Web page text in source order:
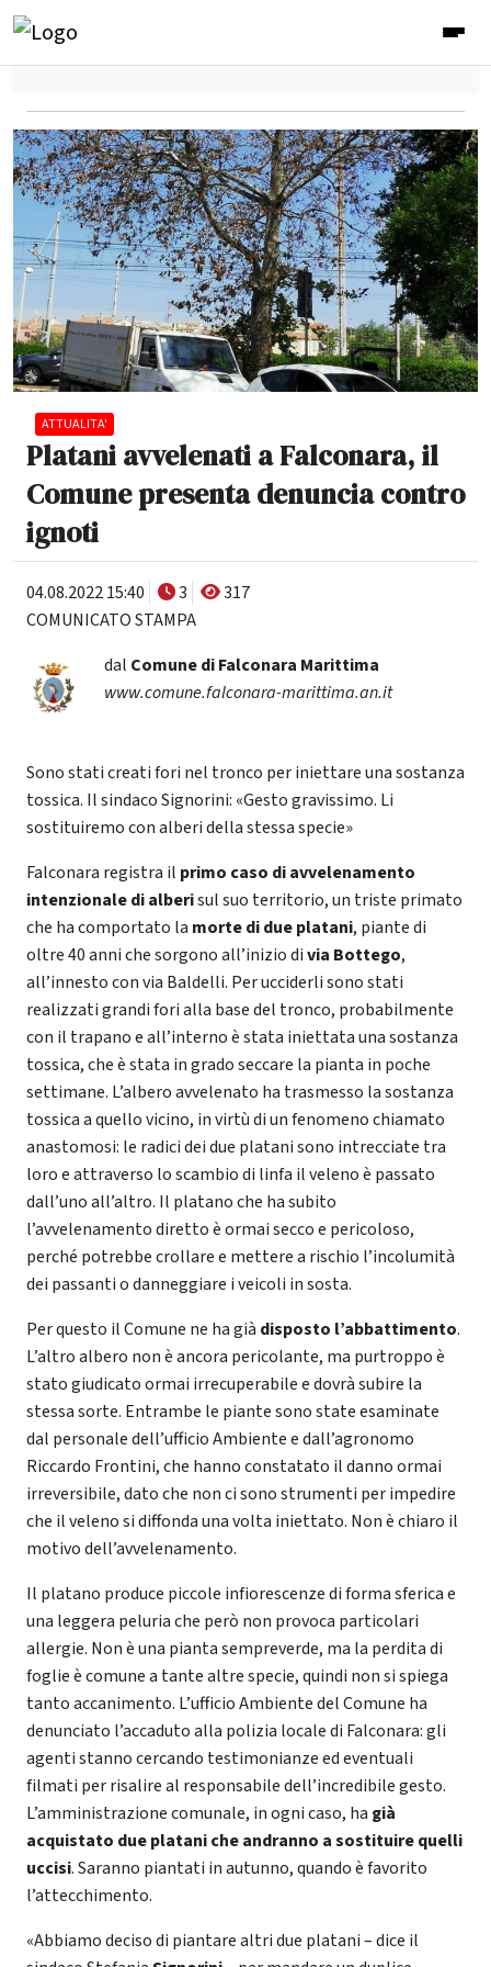
ATTUALITA'
Platani avvelenati a Falconara, il
Comune presenta denuncia contro
ignoti
04.08.2022 15:40 3
317
COMUNICATO STAMPA
dal Comune di Falconara Marittima
www.comune.falconara-marittima.an.it
Sono stati creati fori nel tronco per iniettare una sostanza
tossica. Il sindaco Signorini: «Gesto gravissimo. Li
sostituiremo con alberi della stessa specie»
Falconara registra il primo caso di avvelenamento
intenzionale di alberisul suo territorio, un triste primato
che ha comportato la morte di due platani, piante di
oltre 40 anni che sorgono all’inizio divia Bottego,
all’innesto con via Baldelli. Per ucciderli sono stati
realizzati grandi fori alla base del tronco, probabilmente
con il trapano e all’interno è stata iniettata una sostanza
tossica, che è stata in grado seccare la pianta in poche
settimane. L’albero avvelenato ha trasmesso la sostanza
tossica a quello vicino, in virtù di un fenomeno chiamato
anastomosi: le radici dei due platani sono intrecciate tra
loro e attraverso lo scambio di linfa il veleno è passato
dall’uno all’altro. Il platano che ha subito
l’avvelenamento diretto è ormai secco e pericoloso,
perché potrebbe crollare e mettere a rischio l’incolumità
dei passanti o danneggiare i veicoli in sosta.
Per questo il Comune ne ha già disposto l’abbattimento.
L’altro albero non è ancora pericolante, ma purtroppo è
stato giudicato ormai irrecuperabile e dovrà subire la
stessa sorte. Entrambe le piante sono state esaminate
dal personale dell’ufficio Ambiente e dall’agronomo
Riccardo Frontini, che hanno constatato il danno ormai
irreversibile, dato che non ci sono strumenti per impedire
che il veleno si diffonda una volta iniettato. Non è chiaro il
motivo dell’avvelenamento.
Il platano produce piccole infiorescenze di forma sferica e
una leggera peluria che però non provoca particolari
allergie. Non è una pianta sempreverde, ma la perdita di
foglie è comune a tante altre specie, quindi non si spiega
tanto accanimento. L’ufficio Ambiente del Comune ha
denunciato l’accaduto alla polizia locale di Falconara: gli
agenti stanno cercando testimonianze ed eventuali
filmati per risalire al responsabile dell’incredibile gesto.
L’amministrazione comunale, in ogni caso, ha già
acquistato due platani che andranno a sostituire quelli
uccisi. Saranno piantati in autunno, quando è favorito
l’attecchimento.
«Abbiamo deciso di piantare altri due platani – dice il